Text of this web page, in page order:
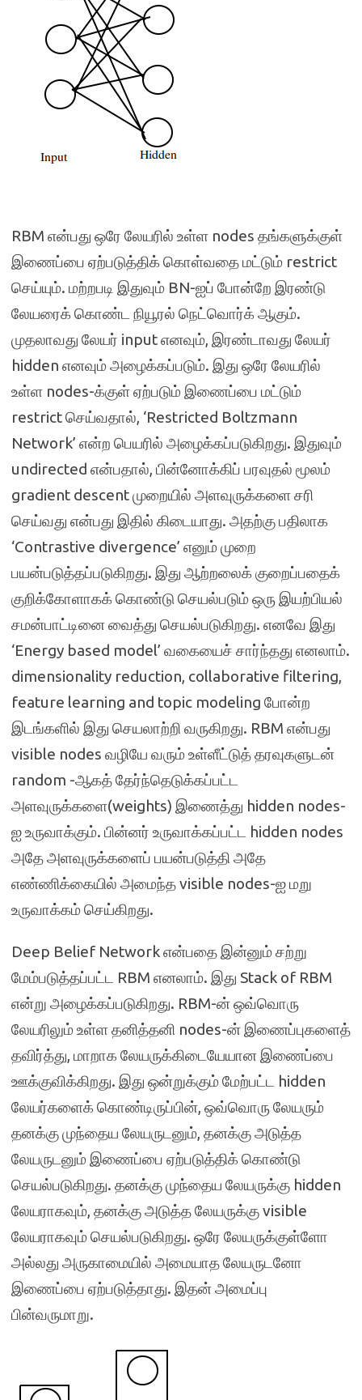
RBM என்பது ஒரே லேயரில் உள்ள nodes தங்களுக்குள்
இணைப்பை ஏற்படுத்திக் கொள்வதை மட்டும் restrict
செய்யும். மற்றபடி இதுவும் BN-ஐப் போன்றே இரண்டு
லேயரைக் கொண்ட நியூரல் நெட்வொர்க் ஆகும்.
முதலாவது லேயர் input எனவும், இரண்டாவது லேயர்
hidden எனவும் அழைக்கப்படும். இது ஒரே லேயரில்
உள்ள nodes-க்குள் ஏற்படும் இணைப்பை மட்டும்
restrict செய்வதால், ‘Restricted Boltzmann
Network’ என்ற பெயரில் அழைக்கப்படுகிறது. இதுவும்
undirected என்பதால், பின்னோக்கிப் பரவுதல் மூலம்
gradient descent முறையில் அளவுருக்களை சரி
செய்வது என்பது இதில் கிடையாது. அதற்கு பதிலாக
‘Contrastive divergence’ எனும் முறை
பயன்படுத்தப்படுகிறது. இது ஆற்றலைக் குறைப்பதைக்
குறிக்கோளாகக் கொண்டு செயல்படும் ஒரு இயற்பியல்
சமன்பாட்டினை வைத்து செயல்படுகிறது. எனவே இது
‘Energy based model’ வகையைச் சார்ந்தது எனலாம்.
dimensionality reduction, collaborative filtering,
feature learning and topic modeling போன்ற
இடங்களில் இது செயலாற்றி வருகிறது. RBM என்பது
visible nodes வழியே வரும் உள்ளீட்டுத் தரவுகளுடன்
random -ஆகத் தேர்ந்தெடுக்கப்பட்ட
அளவுருக்களை(weights) இணைத்து hidden nodes-
ஐ உருவாக்கும். பின்னர் உருவாக்கப்பட்ட hidden nodes
அதே அளவுருக்களைப் பயன்படுத்தி அதே
எண்ணிக்கையில் அமைந்த visible nodes-ஐ மறு
உருவாக்கம் செய்கிறது.
Deep Belief Network என்பதை இன்னும் சற்று
மேம்படுத்தப்பட்ட RBM எனலாம். இது Stack of RBM
என்று அழைக்கப்படுகிறது. RBM-ன் ஒவ்வொரு
லேயரிலும் உள்ள தனித்தனி nodes-ன் இணைப்புகளைத்
தவிர்த்து, மாறாக லேயருக்கிடையேயான இணைப்பை
ஊக்குவிக்கிறது. இது ஒன்றுக்கும் மேற்பட்ட hidden
லேயர்களைக் கொண்டிருப்பின், ஒவ்வொரு லேயரும்
தனக்கு முந்தைய லேயருடனும், தனக்கு அடுத்த
லேயருடனும் இணைப்பை ஏற்படுத்திக் கொண்டு
செயல்படுகிறது. தனக்கு முந்தைய லேயருக்கு hidden
லேயராகவும், தனக்கு அடுத்த லேயருக்கு visible
லேயராகவும் செயல்படுகிறது. ஒரே லேயருக்குள்ளோ
அல்லது அருகாமையில் அமையாத லேயருடனோ
இணைப்பை ஏற்படுத்தாது. இதன் அமைப்பு
பின்வருமாறு.